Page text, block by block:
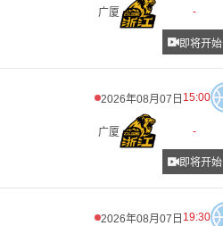
广厦 -
即将开始
2026年08月07日 15:00
广厦 -
即将开始
2026年08月07日 19:30